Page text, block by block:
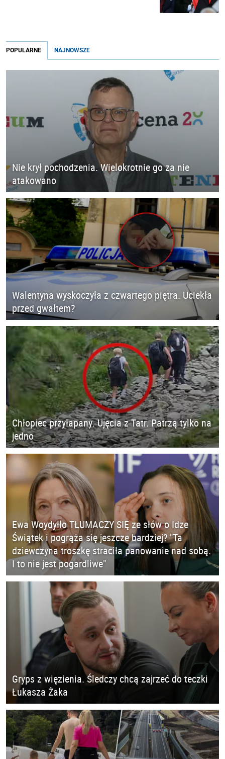
POPULARNE NAJNOWSZE
Nie krył pochodzenia. Wielokrotnie go za nie
atakowano
Walentyna wyskoczyła z czwartego piętra. Uciekła
przed gwałtem?
Chłopiec przyłapany. Ujęcia z Tatr. Patrzą tylko na
jedno
Ewa Woydyłło TŁUMACZY SIĘ ze słów o Idze
Świątek i pogrąża się jeszcze bardziej? "Ta
dziewczyna troszkę straciła panowanie nad sobą.
I to nie jest pogardliwe"
Gryps z więzienia. Śledczy chcą zajrzeć do teczki
Łukasza Żaka